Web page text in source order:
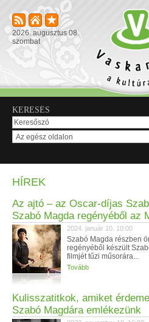
2026. augusztus 08.
szombat
KERESÉS
HÍREK
Az ajtó – az Oscar-díjas
Szabó Magda regényéből az
2024. január 10. 10:00
Szabó Magda részben
regényéből készült
filmjét tűzi műsorára...
Tovább
Kulisszatitkok, amiket
Szabó Magdára emlékezünk